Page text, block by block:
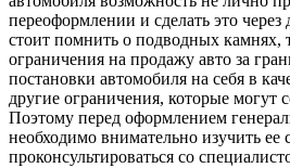
переоформлении и сделать это
стоит помнить о подводных камнях,
ограничения на продажу авто за
постановки автомобиля на себя в
другие ограничения, которые могут
Поэтому перед оформлением
необходимо внимательно изучить ее
проконсультироваться со